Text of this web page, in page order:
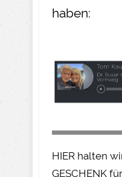
haben:
HIER halten
GESCHENK